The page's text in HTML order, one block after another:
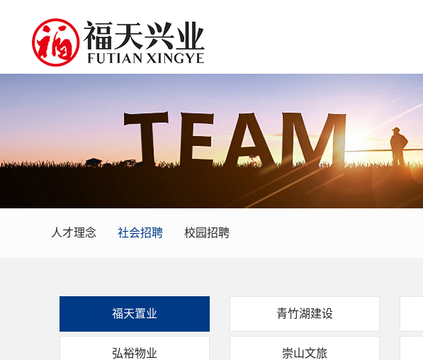
人才理念 社会招聘 校园招聘
福天置业 青竹湖建设
弘裕物业 崇山文旅